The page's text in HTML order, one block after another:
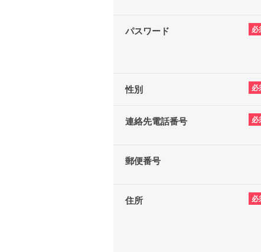
パスワード 必
性別 必
連絡先電話番号 必
郵便番号
住所 必